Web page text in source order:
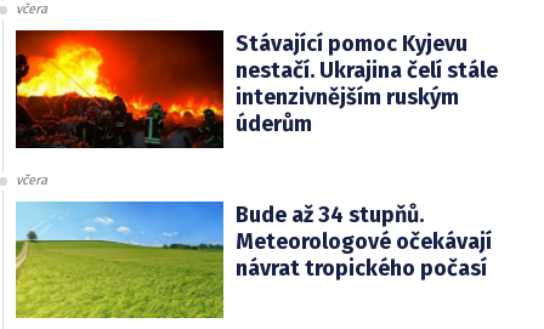
včera
Stávající pomoc Kyjevu
nestačí. Ukrajina čelí stále
intenzivnějším ruským
úderům
včera
Bude až 34 stupňů.
Meteorologové očekávají
návrat tropického počasí